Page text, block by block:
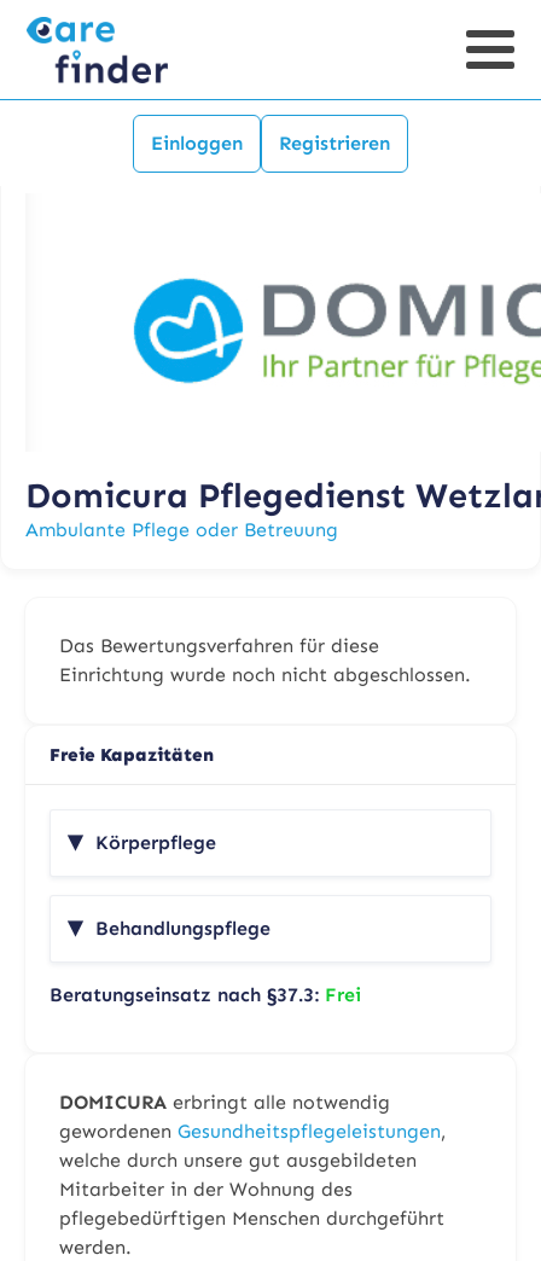
Einloggen Registrieren
Domicura Pflegedienst
Ambulante Pflege oder Betreuung
Das Bewertungsverfahren für diese
Einrichtung wurde noch nicht abgeschlossen.
Freie Kapazitäten
Körperpflege
Behandlungspflege
Beratungseinsatz nach §37.3: Frei
DOMICURA erbringt alle notwendig
gewordenen Gesundheitspflegeleistungen,
welche durch unsere gut ausgebildeten
Mitarbeiter in der Wohnung des
pflegebedürftigen Menschen durchgeführt
werden.